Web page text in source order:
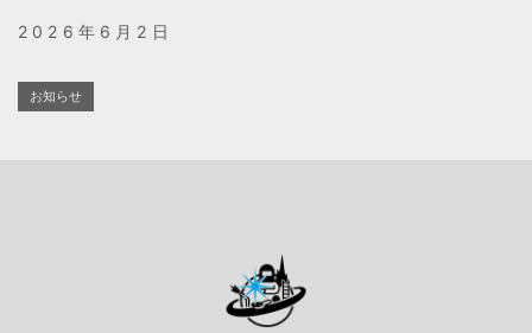
2026年6月2日
お知らせ